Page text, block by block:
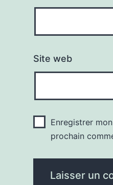
Site web
Enregistrer
prochain